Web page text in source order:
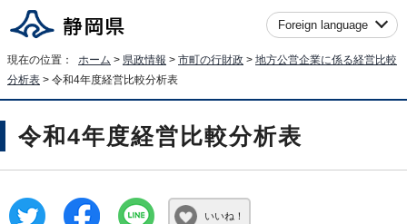
Foreign language
現在の位置： ホーム > 県政情報 > 市町の行財政 > 地方公営企業に係る経営比較
分析表 > 令和4年度経営比較分析表
令和4年度経営比較分析表
いいね！